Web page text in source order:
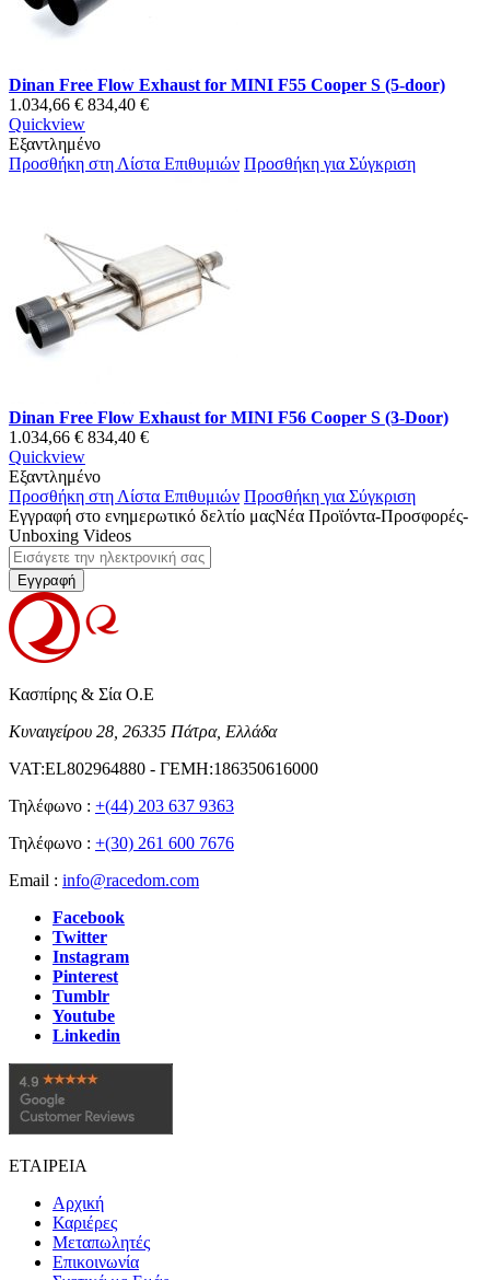
Dinan Free Flow Exhaust for MINI F55 Cooper S (5-door)
1.034,66 € 834,40 €
Quickview
Εξαντλημένο
Προσθήκη στη Λίστα Επιθυμιών Προσθήκη για Σύγκριση
Dinan Free Flow Exhaust for MINI F56 Cooper S (3-Door)
1.034,66 € 834,40 €
Quickview
Εξαντλημένο
Προσθήκη στη Λίστα Επιθυμιών Προσθήκη για Σύγκριση
Εγγραφή στο ενημερωτικό δελτίο μαςΝέα Προϊόντα-Προσφορές-
Unboxing Videos
Εγγραφή
Κασπίρης & Σία Ο.Ε
Κυναιγείρου 28, 26335 Πάτρα, Ελλάδα
VAT:EL802964880 - ΓΕΜΗ:186350616000
Τηλέφωνο : +(44) 203 637 9363
Τηλέφωνο : +(30) 261 600 7676
Email : info@racedom.com
Facebook
Twitter
Instagram
Pinterest
Tumblr
Youtube
Linkedin
ΕΤΑΙΡΕΙΑ
Αρχική
Καριέρες
Μεταπωλητές
Επικοινωνία